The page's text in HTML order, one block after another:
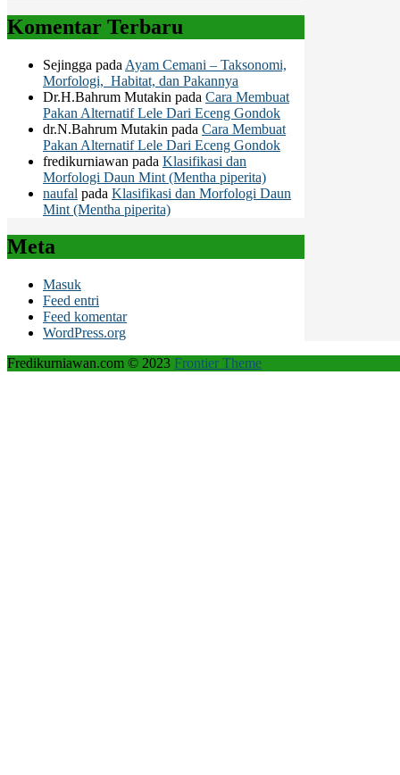
Komentar Terbaru
Sejingga pada Ayam Cemani – Taksonomi,
Morfologi, Habitat, dan Pakannya
Dr.H.Bahrum Mutakin pada Cara Membuat
Pakan Alternatif Lele Dari Eceng Gondok
dr.N.Bahrum Mutakin pada Cara Membuat
Pakan Alternatif Lele Dari Eceng Gondok
fredikurniawan pada Klasifikasi dan
Morfologi Daun Mint (Mentha piperita)
naufal pada Klasifikasi dan Morfologi Daun
Mint (Mentha piperita)
Meta
Masuk
Feed entri
Feed komentar
WordPress.org
Fredikurniawan.com © 2023 Frontier Theme